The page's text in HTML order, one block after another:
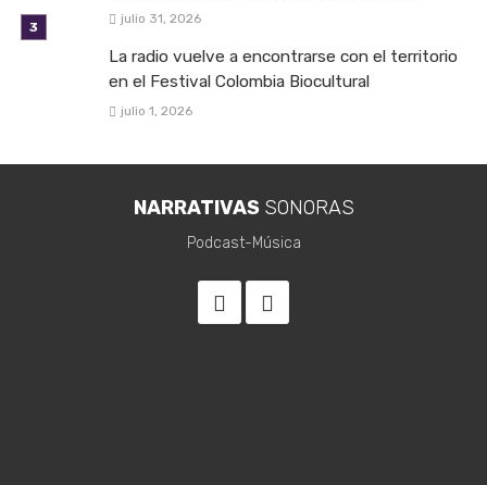
julio 31, 2026
La radio vuelve a encontrarse con el territorio
en el Festival Colombia Biocultural
julio 1, 2026
NARRATIVAS SONORAS
Podcast-Música